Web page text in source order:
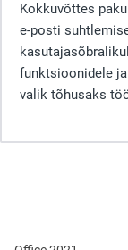
Kokkuvõttes
e-posti
funktsioonidele
valik tõhusaks